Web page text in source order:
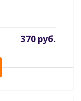
370 руб.